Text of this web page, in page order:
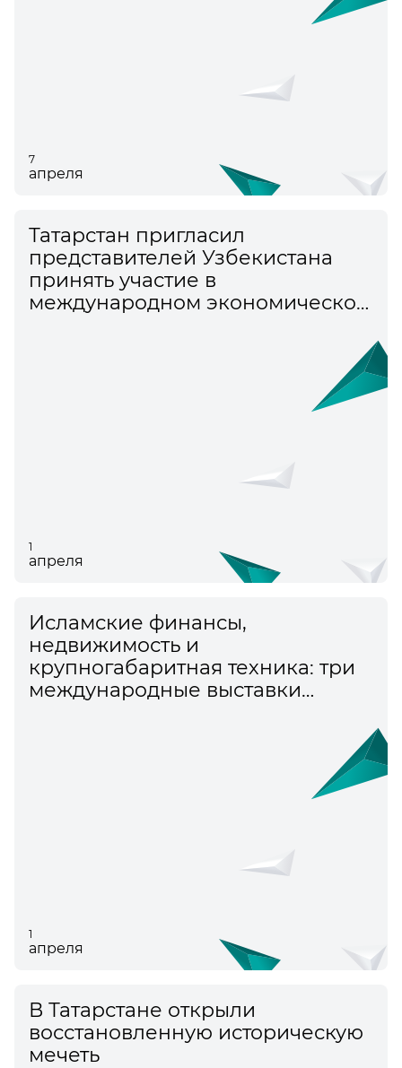
7
апреля
Татарстан пригласил
представителей Узбекистана
принять участие в
международном экономическом
1
апреля
Исламские финансы,
недвижимость и
крупногабаритная техника: три
международные выставки
1
апреля
В Татарстане открыли
восстановленную историческую
мечеть